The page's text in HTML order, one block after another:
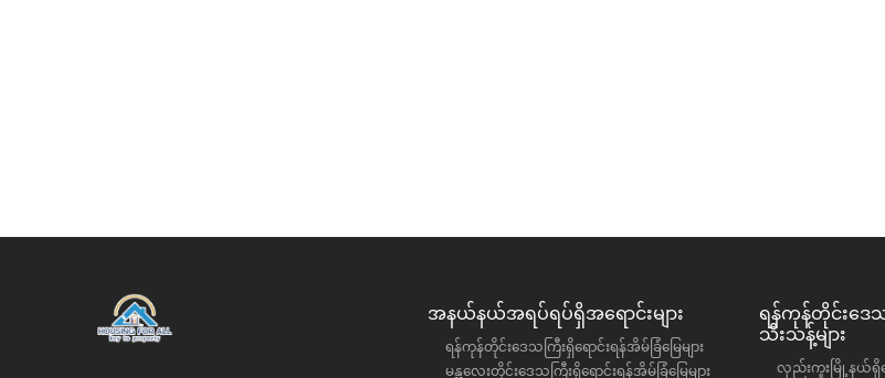
အနယ်နယ်အရပ်ရပ်ရှိအရောင်းများ
ရန်ကုန်တိုင်းဒေသကြီးရှိရောင်းရန်အိမ်ခြံမြေများ
မန္တလေးတိုင်းဒေသကြီးရှိရောင်းရန်အိမ်ခြံမြေများ
ရန်ကုန်တိုင်းဒေသ
သီးသန့်များ
လှည်းကူးမြို့နယ်ရှိရ